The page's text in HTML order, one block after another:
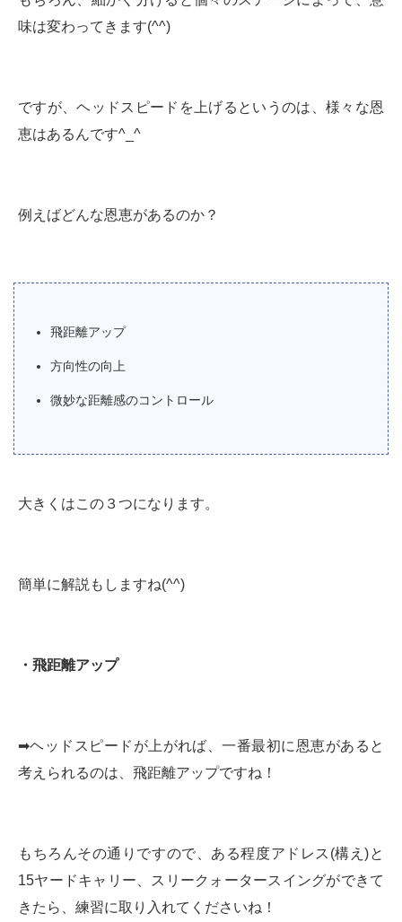
味は変わってきます(^^)
ですが、ヘッドスピードを上げるというのは、様々な恩
恵はあるんです^_^
例えばどんな恩恵があるのか？
飛距離アップ
方向性の向上
微妙な距離感のコントロール
大きくはこの３つになります。
簡単に解説もしますね(^^)
・飛距離アップ
➡︎ヘッドスピードが上がれば、一番最初に恩恵があると
考えられるのは、飛距離アップですね！
もちろんその通りですので、ある程度アドレス(構え)と
15ヤードキャリー、スリークォータースイングができて
きたら、練習に取り入れてくださいね！